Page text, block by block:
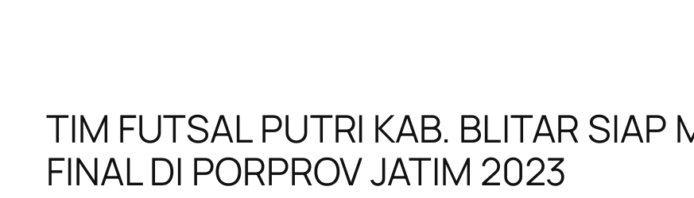
TIM FUTSAL PUTRI KAB. BLITAR SIAP
FINAL DI PORPROV JATIM 2023